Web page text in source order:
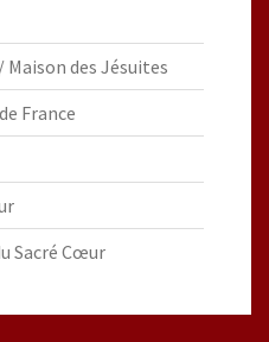
des Jésuites
France
Sacré Cœur